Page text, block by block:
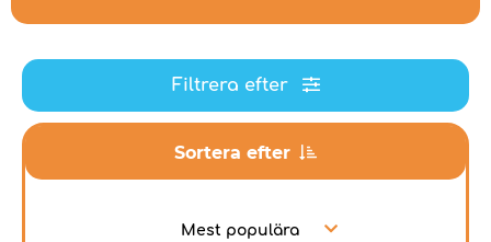
Filtrera efter
Sortera efter
Mest populära